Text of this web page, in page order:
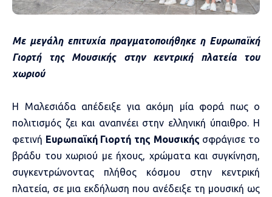
Με μεγάλη επιτυχία πραγματοποιήθηκε η Ευρωπαϊκή
Γιορτή της Μουσικής στην κεντρική πλατεία του
χωριού
Η Μαλεσιάδα απέδειξε για ακόμη μία φορά πως ο
πολιτισμός ζει και αναπνέει στην ελληνική ύπαιθρο. Η
φετινή Ευρωπαϊκή Γιορτή της Μουσικής σφράγισε το
βράδυ του χωριού με ήχους, χρώματα και συγκίνηση,
συγκεντρώνοντας πλήθος κόσμου στην κεντρική
πλατεία, σε μια εκδήλωση που ανέδειξε τη μουσική ως